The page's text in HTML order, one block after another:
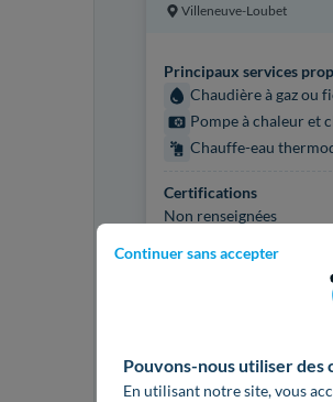
Continuer sans accepter
Pouvons-nous utiliser des
En utilisant notre site, vous
Villeneuve-Loubet
Principaux services
Chaudière à gaz ou
Pompe à chaleur et
Chauffe-eau
Certifications
Non renseignées
Plus d'infos sur l'artisan